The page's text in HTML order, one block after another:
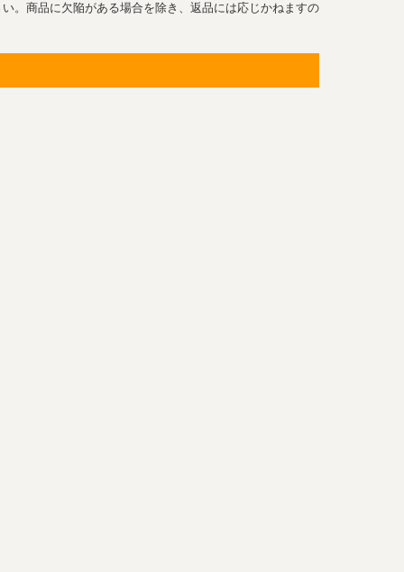
。商品に欠陥がある場合を除き、返品には応じかねますの